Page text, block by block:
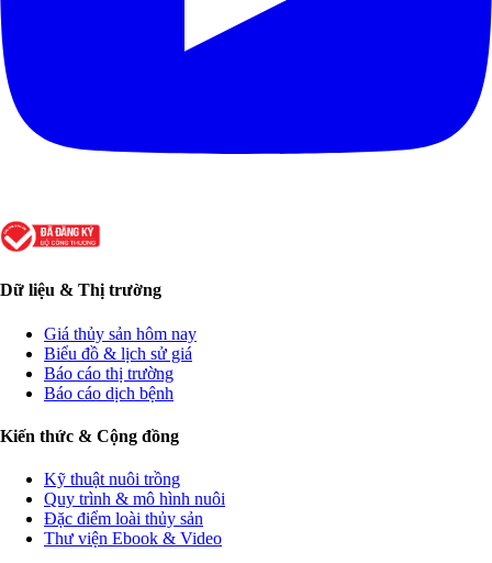
Dữ liệu & Thị trường
Giá thủy sản hôm nay
Biểu đồ & lịch sử giá
Báo cáo thị trường
Báo cáo dịch bệnh
Kiến thức & Cộng đồng
Kỹ thuật nuôi trồng
Quy trình & mô hình nuôi
Đặc điểm loài thủy sản
Thư viện Ebook & Video